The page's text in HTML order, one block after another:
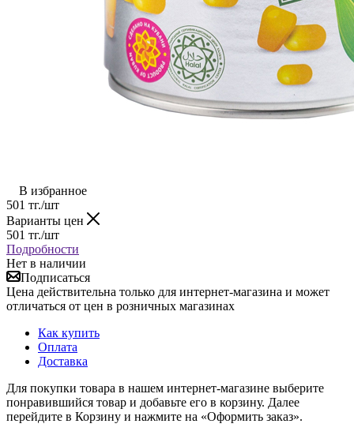
В избранное
501 тг./шт
Варианты цен
501 тг./шт
Подробности
Нет в наличии
Подписаться
Цена действительна только для интернет-магазина и может
отличаться от цен в розничных магазинах
Как купить
Оплата
Доставка
Для покупки товара в нашем интернет-магазине выберите
понравившийся товар и добавьте его в корзину. Далее
перейдите в Корзину и нажмите на «Оформить заказ».